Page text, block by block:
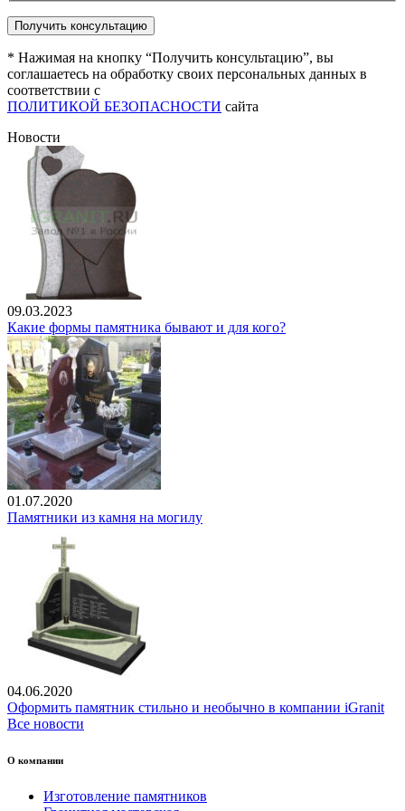
* Нажимая на кнопку “Получить консультацию”, вы
соглашаетесь на обработку своих персональных данных в
соответствии с
ПОЛИТИКОЙ БЕЗОПАСНОСТИ сайта
Новости
09.03.2023
Какие формы памятника бывают и для кого?
01.07.2020
Памятники из камня на могилу
04.06.2020
Оформить памятник стильно и необычно в компании iGranit
Все новости
О компании
Изготовление памятников